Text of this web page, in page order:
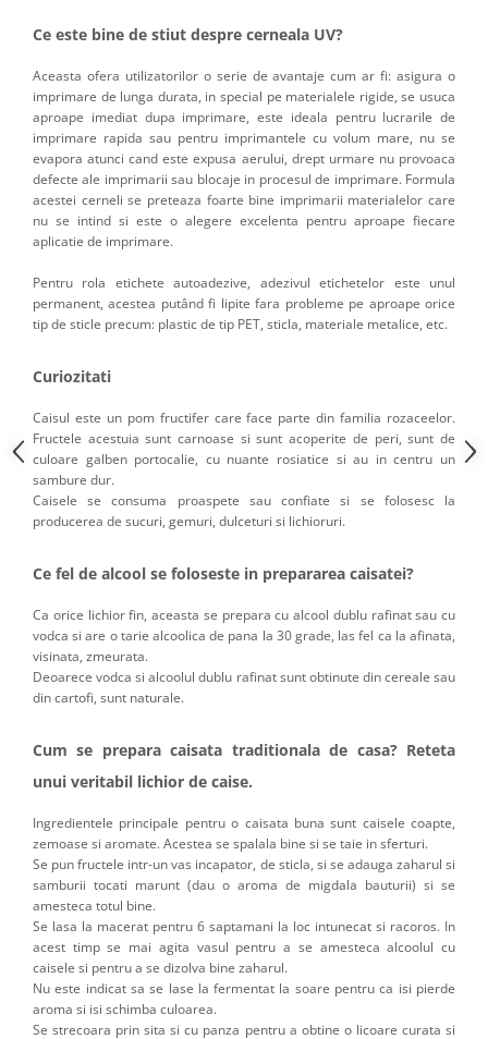
Ce este bine de stiut despre cerneala UV?
Aceasta ofera utilizatorilor o serie de avantaje cum ar fi: asigura o
imprimare de lunga durata, in special pe materialele rigide, se usuca
aproape imediat dupa imprimare, este ideala pentru lucrarile de
imprimare rapida sau pentru imprimantele cu volum mare, nu se
evapora atunci cand este expusa aerului, drept urmare nu provoaca
defecte ale imprimarii sau blocaje in procesul de imprimare. Formula
acestei cerneli se preteaza foarte bine imprimarii materialelor care
nu se intind si este o alegere excelenta pentru aproape fiecare
aplicatie de imprimare.
Pentru rola etichete autoadezive, adezivul etichetelor este unul
permanent, acestea putând fi lipite fara probleme pe aproape orice
tip de sticle precum: plastic de tip PET, sticla, materiale metalice, etc.
Curiozitati
Caisul este un pom fructifer care face parte din familia rozaceelor.
Fructele acestuia sunt carnoase si sunt acoperite de peri, sunt de
culoare galben portocalie, cu nuante rosiatice si au in centru un
sambure dur.
Caisele se consuma proaspete sau confiate si se folosesc la
producerea de sucuri, gemuri, dulceturi si lichioruri.
Ce fel de alcool se foloseste in prepararea caisatei?
Ca orice lichior fin, aceasta se prepara cu alcool dublu rafinat sau cu
vodca si are o tarie alcoolica de pana la 30 grade, las fel ca la afinata,
visinata, zmeurata.
Deoarece vodca si alcoolul dublu rafinat sunt obtinute din cereale sau
din cartofi, sunt naturale.
Cum se prepara caisata traditionala de casa? Reteta
unui veritabil lichior de caise.
Ingredientele principale pentru o caisata buna sunt caisele coapte,
zemoase si aromate. Acestea se spalala bine si se taie in sferturi.
Se pun fructele intr-un vas incapator, de sticla, si se adauga zaharul si
samburii tocati marunt (dau o aroma de migdala bauturii) si se
amesteca totul bine.
Se lasa la macerat pentru 6 saptamani la loc intunecat si racoros. In
acest timp se mai agita vasul pentru a se amesteca alcoolul cu
caisele si pentru a se dizolva bine zaharul.
Nu este indicat sa se lase la fermentat la soare pentru ca isi pierde
aroma si isi schimba culoarea.
Se strecoara prin sita si cu panza pentru a obtine o licoare curata si